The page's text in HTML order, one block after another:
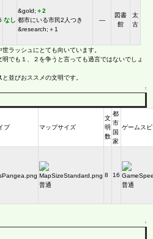
なし
&gold; ＋2
都市にいる市民2人つき
&research;＋1
―
図書
館
太
古
ラッシュにとても向いています。
でも１、２を争うと言っても過言ではないでしょ
と並びおススメの文明です。
↑
プ マップサイズ
文
明
数
都
市
国
家
ゲームス
普通
8
16
普通
↑